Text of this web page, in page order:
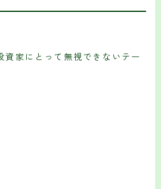
資家にとって無視できないテー